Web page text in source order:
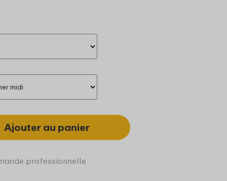
Ajouter au panier
professionnelle